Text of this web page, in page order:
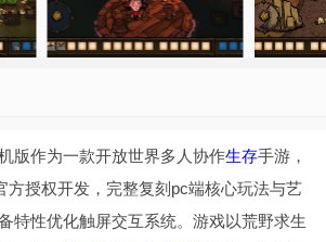
版作为一款开放世界多人协作生存手游，
方授权开发，完整复刻pc端核心玩法与艺
特性优化触屏交互系统。游戏以荒野求生